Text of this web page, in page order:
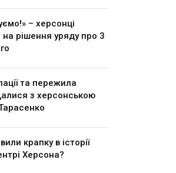
– херсонці
на рішення уряду про 3
та пережила
з херсонською
крапку в історії
Херсона?